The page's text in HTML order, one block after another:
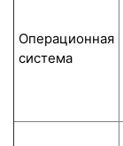
Операционная
система